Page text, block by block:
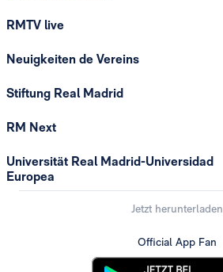
RMTV live
Neuigkeiten de Vereins
Stiftung Real Madrid
RM Next
Universität Real Madrid-Universidad
Europea
Jetzt herunterladen
Official App Fan